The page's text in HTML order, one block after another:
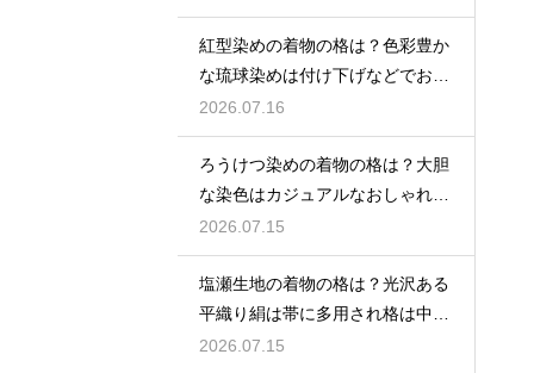
紅型染めの着物の格は？色彩豊か
な琉球染めは付け下げなどでおし
ゃれ着向き
2026.07.16
ろうけつ染めの着物の格は？大胆
な染色はカジュアルなおしゃれ着
に最適
2026.07.15
塩瀬生地の着物の格は？光沢ある
平織り絹は帯に多用され格は中位
程度
2026.07.15